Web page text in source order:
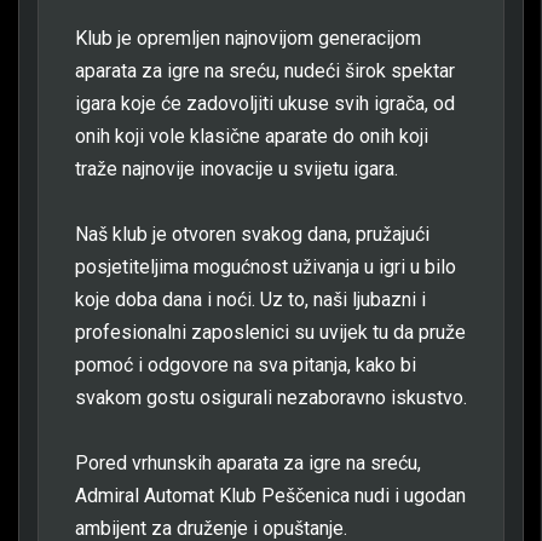
Klub je opremljen najnovijom generacijom
aparata za igre na sreću, nudeći širok spektar
igara koje će zadovoljiti ukuse svih igrača, od
onih koji vole klasične aparate do onih koji
traže najnovije inovacije u svijetu igara.
Naš klub je otvoren svakog dana, pružajući
posjetiteljima mogućnost uživanja u igri u bilo
koje doba dana i noći. Uz to, naši ljubazni i
profesionalni zaposlenici su uvijek tu da pruže
pomoć i odgovore na sva pitanja, kako bi
svakom gostu osigurali nezaboravno iskustvo.
Pored vrhunskih aparata za igre na sreću,
Admiral Automat Klub Peščenica nudi i ugodan
ambijent za druženje i opuštanje.